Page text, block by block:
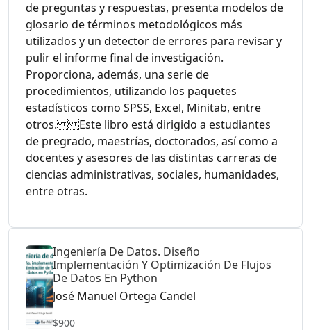
de preguntas y respuestas, presenta modelos de
glosario de términos metodológicos más
utilizados y un detector de errores para revisar y
pulir el informe final de investigación.
Proporciona, además, una serie de
procedimientos, utilizando los paquetes
estadísticos como SPSS, Excel, Minitab, entre
otros. Este libro está dirigido a estudiantes
de pregrado, maestrías, doctorados, así como a
docentes y asesores de las distintas carreras de
ciencias administrativas, sociales, humanidades,
entre otras.
Ingeniería De Datos. Diseño
Implementación Y Optimización De Flujos
De Datos En Python
José Manuel Ortega Candel
$900